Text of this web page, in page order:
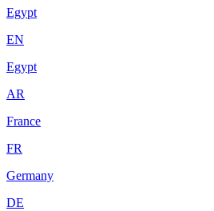
Egypt
EN
Egypt
AR
France
FR
Germany
DE